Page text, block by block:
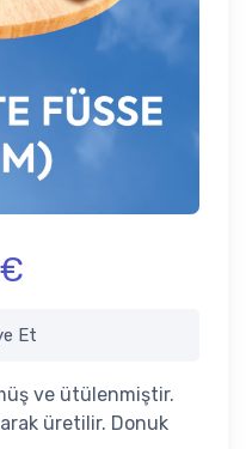
Et
ve ütülenmiştir.
üretilir. Donuk